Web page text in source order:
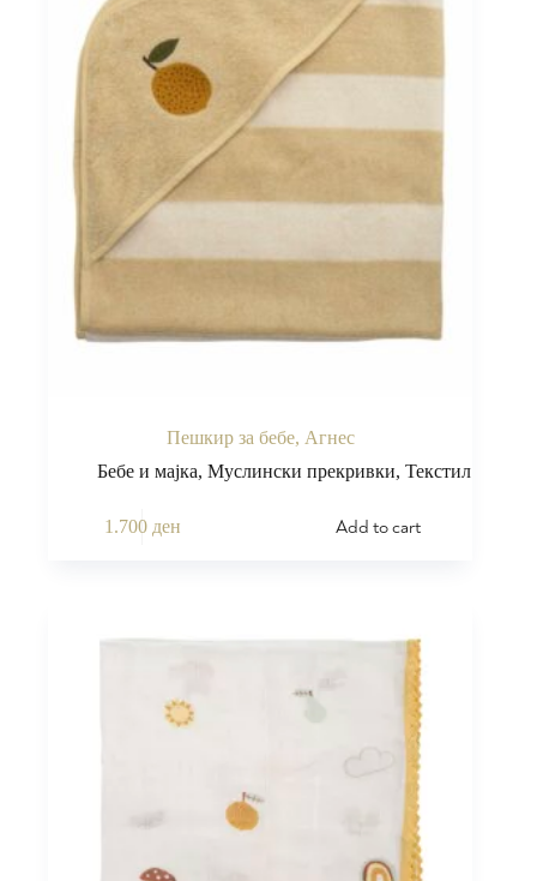
Пешкир за бебе, Агнес
Бебе и мајка,Муслински прекривки,Текстил
1.700 ден Add to cart